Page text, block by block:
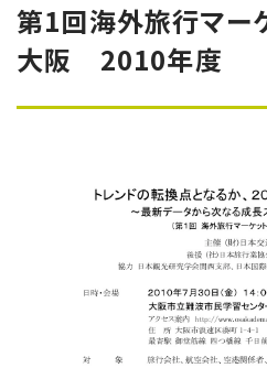
第1回海外旅行マー
大阪 2010年度